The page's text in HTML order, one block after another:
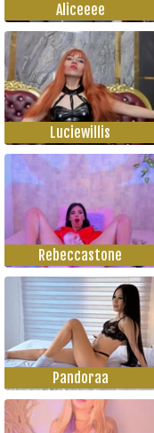
Aliceeee
Luciewillis
Rebeccastone
Pandoraa